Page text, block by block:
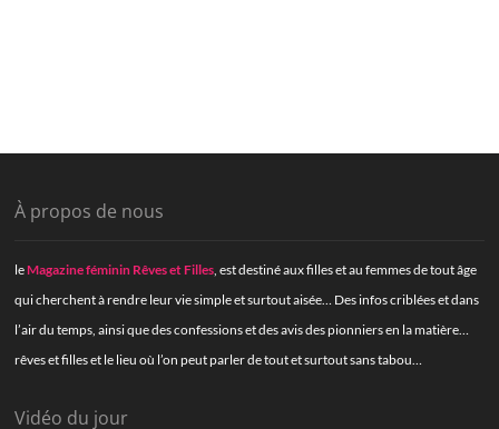
À propos de nous
leMagazine féminin Rêves et Filles, est destiné aux filles et au femmes de tout âge
qui cherchent à rendre leur vie simple et surtout aisée… Des infos criblées et dans
l’air du temps, ainsi que des confessions et des avis des pionniers en la matière…
rêves et filles et le lieu où l’on peut parler de tout et surtout sans tabou…
Vidéo du jour